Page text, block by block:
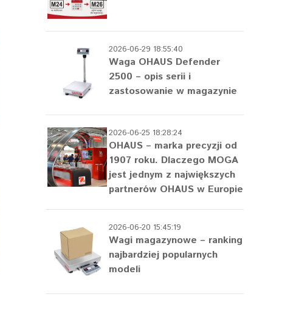
2026-06-29 18:55:40
Waga OHAUS Defender
2500 – opis serii i
zastosowanie w magazynie
2026-06-25 18:28:24
OHAUS – marka precyzji od
1907 roku. Dlaczego MOGA
jest jednym z największych
partnerów OHAUS w Europie
2026-06-20 15:45:19
Wagi magazynowe – ranking
najbardziej popularnych
modeli